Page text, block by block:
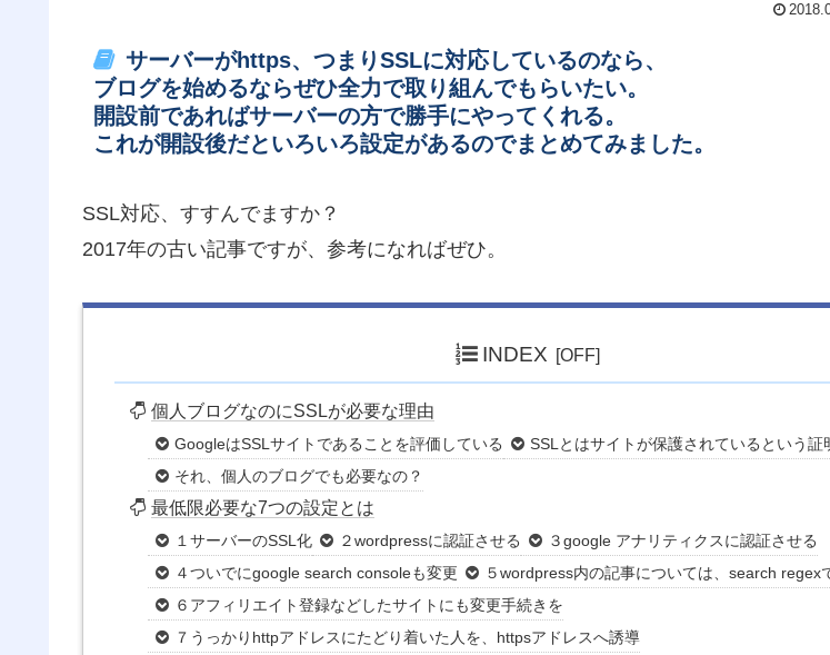
サーバーがhttps、つまりSSLに対応しているのなら、
ブログを始めるならぜひ全力で取り組んでもらいたい。
開設前であればサーバーの方で勝手にやってくれる。
これが開設後だといろいろ設定があるのでまとめてみました。
SSL対応、すすんでますか？
2017年の古い記事ですが、参考になればぜひ。
INDEX
個人ブログなのにSSLが必要な理由
GoogleはSSLサイトであることを評価している
SSLとはサイトが保護されているという証
それ、個人のブログでも必要なの？
最低限必要な7つの設定とは
１サーバーのSSL化 ２wordpressに認証させる
３google アナリティクスに認証させる
４ついでにgoogle search consoleも変更
５wordpress内の記事については、search regex
６アフィリエイト登録などしたサイトにも変更手続きを
７うっかりhttpアドレスにたどり着いた人を、httpsアドレスへ誘導